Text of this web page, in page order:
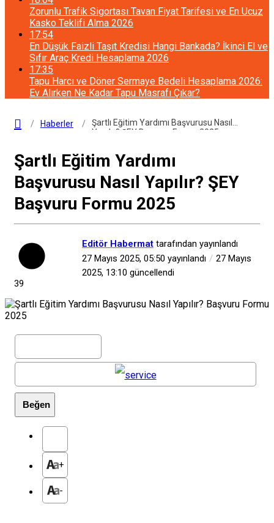
Zorunlu Trafik Sigortası Tavan Fiyat Tarifesi ve En Ucuz
Kasko Teklifi Alma 2026
17:54
En Düşük Faizli Taşıt Kredisi Hangi Bankada? İkinci El ve
Sıfır Araç Kredi Hesaplama 2026
17:35
Tapu Harcı ve Döner Sermaye Bedeli Hesaplama 2026:
Ev Alırken Ne Kadar Tapu Masrafı Çıkar?
Haberler
Şartlı Eğitim Yardımı Başvurusu Nasıl
Yapılır? ŞEY Başvuru Formu 2025
Şartlı Eğitim Yardımı
Başvurusu Nasıl Yapılır? ŞEY
Başvuru Formu 2025
Editör Habermat tarafından yayınlandı
27 Mayıs 2025, 05:50 yayınlandı
27 Mayıs
2025, 13:10 güncellendi
39
Beğen
+
-